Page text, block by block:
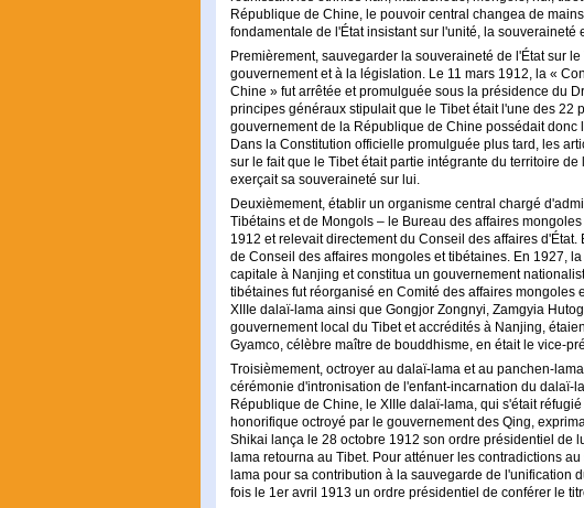
République de Chine, le pouvoir central changea de
fondamentale de l'État insistant sur l'unité, la souveraineté
Premièrement, sauvegarder la souveraineté de l'État sur
gouvernement et à la législation. Le 11 mars 1912, la «
Chine » fut arrêtée et promulguée sous la présidence du
principes généraux stipulait que le Tibet était l'une des 22
gouvernement de la République de Chine possédait donc
Dans la Constitution officielle promulguée plus tard, les
sur le fait que le Tibet était partie intégrante du territoire
exerçait sa souveraineté sur lui.
Deuxièmement, établir un organisme central chargé
Tibétains et de Mongols – le Bureau des affaires
1912 et relevait directement du Conseil des affaires
de Conseil des affaires mongoles et tibétaines. En 1927,
capitale à Nanjing et constitua un gouvernement
tibétaines fut réorganisé en Comité des affaires mongoles
XIIIe dalaï-lama ainsi que Gongjor Zongnyi, Zamgyia
gouvernement local du Tibet et accrédités à Nanjing,
Gyamco, célèbre maître de bouddhisme, en était le vice-
Troisièmement, octroyer au dalaï-lama et au panchen-
cérémonie d'intronisation de l'enfant-incarnation du dalaï-
République de Chine, le XIIIe dalaï-lama, qui s'était
honorifique octroyé par le gouvernement des Qing,
Shikai lança le 28 octobre 1912 son ordre présidentiel de
lama retourna au Tibet. Pour atténuer les contradictions
lama pour sa contribution à la sauvegarde de l'unification
fois le 1er avril 1913 un ordre présidentiel de conférer le